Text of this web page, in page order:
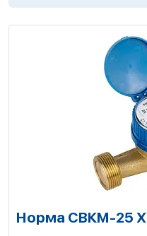
Норма СВКМ-25 Х